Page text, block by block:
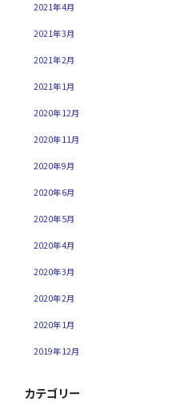
2021年4月
2021年3月
2021年2月
2021年1月
2020年12月
2020年11月
2020年9月
2020年6月
2020年5月
2020年4月
2020年3月
2020年2月
2020年1月
2019年12月
カテゴリー